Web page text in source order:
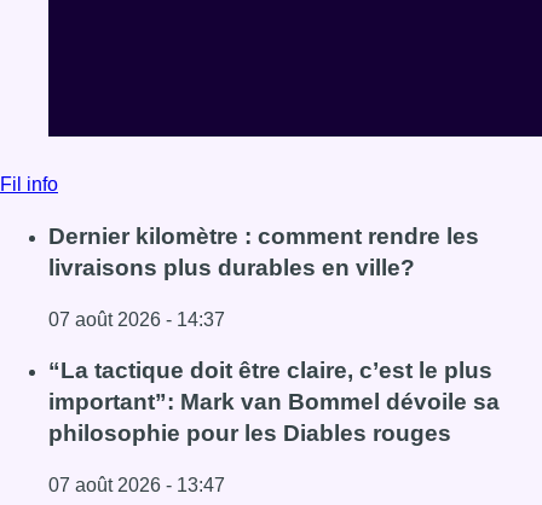
Fil info
Dernier kilomètre : comment rendre les
livraisons plus durables en ville?
07 août 2026 - 14:37
Lire l'article Dernier kilomètre : comment rendre les
“La tactique doit être claire, c’est le plus
important”: Mark van Bommel dévoile sa
philosophie pour les Diables rouges
07 août 2026 - 13:47